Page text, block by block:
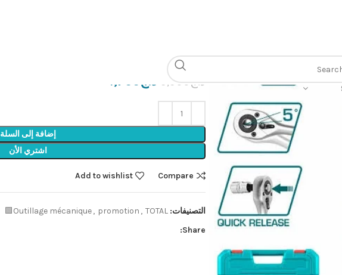
Caisse 46 pcs
د.ج5,900 د.ج 4,700
إضافة إلى السلة
اشتري الأن
Compare
Add to wishlist
التصنيفات: Outillage mécanique, promotion , TOTAL🟩
Share: